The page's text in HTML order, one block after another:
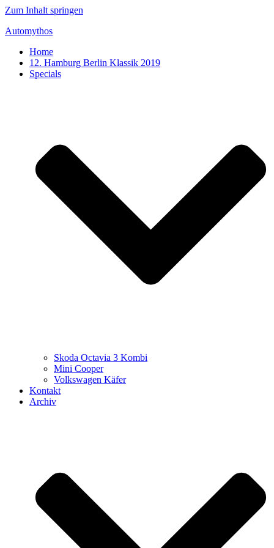
Zum Inhalt springen
Automythos
Home
12. Hamburg Berlin Klassik 2019
Specials
Skoda Octavia 3 Kombi
Mini Cooper
Volkswagen Käfer
Kontakt
Archiv